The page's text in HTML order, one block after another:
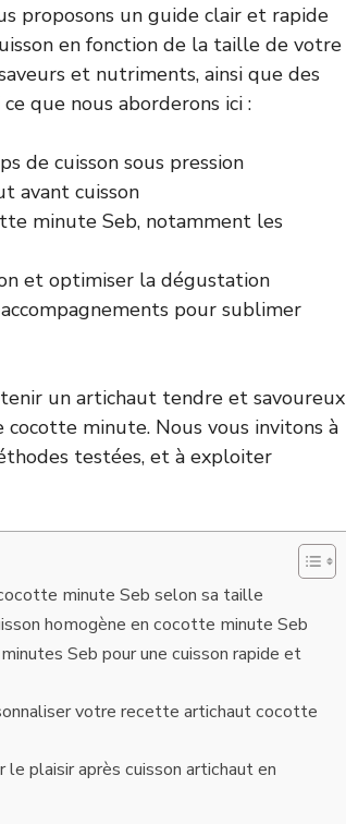
proposons un guide clair et rapide
en fonction de la taille de votre
et nutriments, ainsi que des
que nous aborderons ici :
de cuisson sous pression
avant cuisson
minute Seb, notamment les
et optimiser la dégustation
pour sublimer
un artichaut tendre et savoureux
minute. Nous vous invitons à
testées, et à exploiter
minute Seb selon sa taille
homogène en cocotte minute Seb
Seb pour une cuisson rapide et
votre recette artichaut cocotte
plaisir après cuisson artichaut en